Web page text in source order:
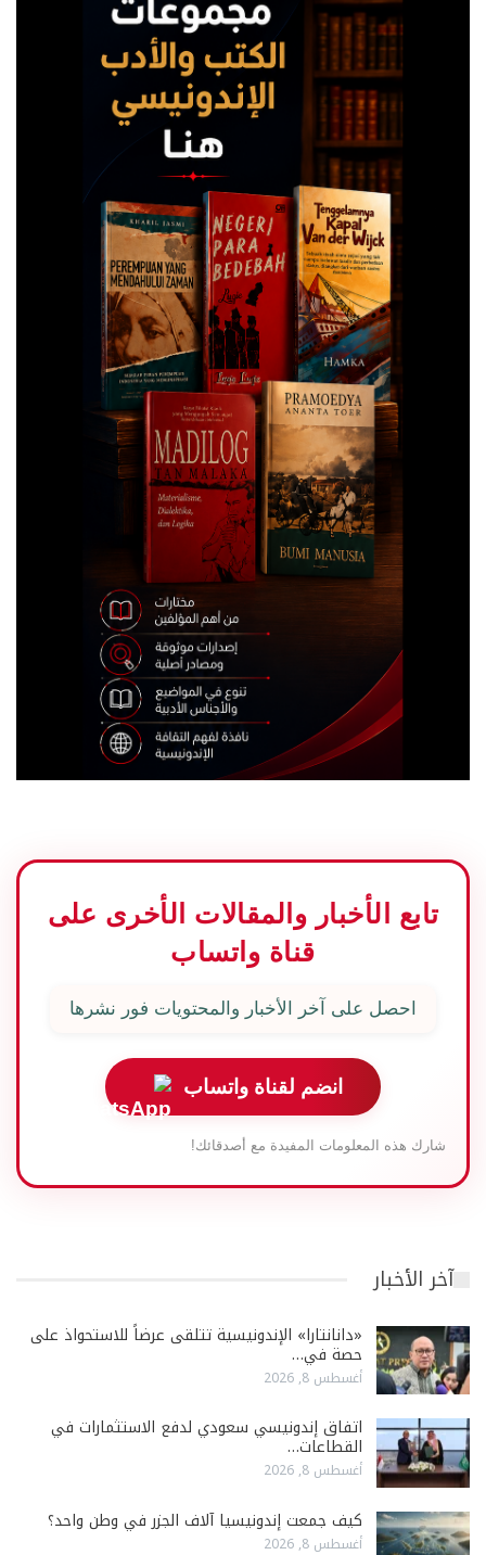
تابع الأخبار والمقالات الأخرى على
قناة واتساب
احصل على آخر الأخبار والمحتويات فور نشرها
انضم لقناة واتساب
شارك هذه المعلومات المفيدة مع أصدقائك!
آخر الأخبار
«دانانتارا» الإندونيسية تتلقى عرضاً للاستحواذ على
حصة في…
أغسطس 8, 2026
اتفاق إندونيسي سعودي لدفع الاستثمارات في
القطاعات…
أغسطس 8, 2026
كيف جمعت إندونيسيا آلاف الجزر في وطن واحد؟
أغسطس 8, 2026